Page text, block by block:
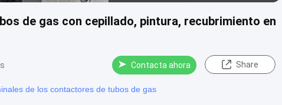
de gas con cepillado, pintura, recubrimiento en
Contacta ahora Share
de los contactores de tubos de gas